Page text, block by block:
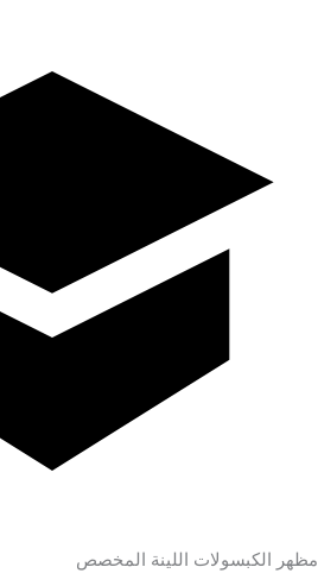
مظهر الكبسولات اللينة المخصص